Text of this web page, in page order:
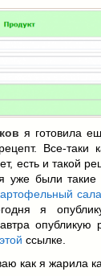
я готовила
Все-
есть и такой
уже были такие
я
этой ссылке.
как я жарила